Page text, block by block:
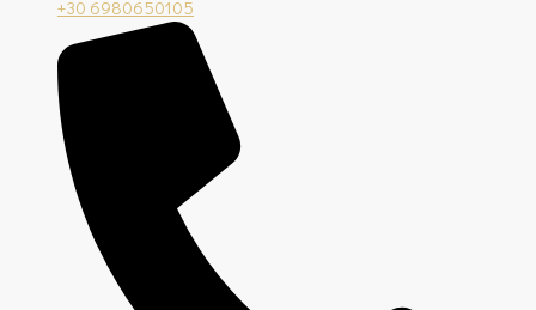
+30 6980650105